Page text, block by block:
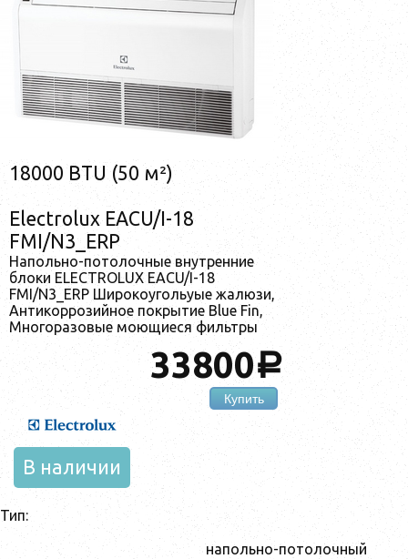
18000 BTU (50 м²)
Electrolux EACU/I-18
FMI/N3_ERP
Напольно-потолочные внутренние
блоки ELECTROLUX EACU/I-18
FMI/N3_ERP Широкоугольyые жалюзи,
Антикоррозийное покрытие Blue Fin,
Многоразовые моющиеся фильтры
33800a
Купить
В наличии
Тип:
напольно-потолочный